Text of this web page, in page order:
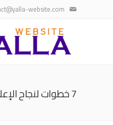
website.com
7 خطوات لنجاح الإعلان على مواقع التواصل الاجتماعي